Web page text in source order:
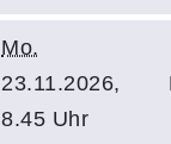
Mo.
23.11.2026,
8.45 Uhr